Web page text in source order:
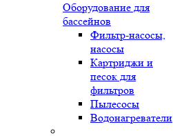
Оборудование для
бассейнов
Фильтр-насосы,
насосы
Картриджи и
песок для
фильтров
Пылесосы
Водонагреватели